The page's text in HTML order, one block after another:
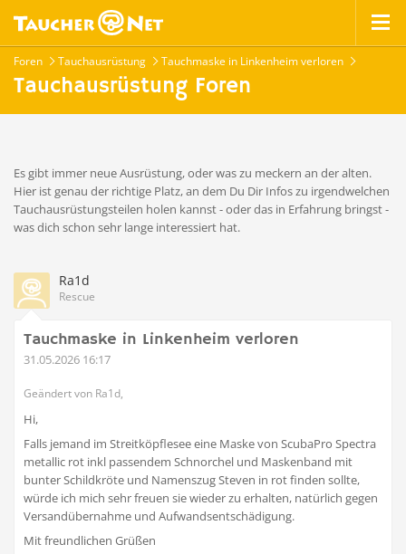
Foren Tauchausrüstung Tauchmaske in Linkenheim verloren
Tauchausrüstung Foren
Es gibt immer neue Ausrüstung, oder was zu meckern an der alten.
Hier ist genau der richtige Platz, an dem Du Dir Infos zu irgendwelchen
Tauchausrüstungsteilen holen kannst - oder das in Erfahrung bringst -
was dich schon sehr lange interessiert hat.
Ra1d
Rescue
Tauchmaske in Linkenheim verloren
31.05.2026 16:17
Geändert von Ra1d,
Hi,
Falls jemand im Streitköpflesee eine Maske von ScubaPro Spectra
metallic rot inkl passendem Schnorchel und Maskenband mit
bunter Schildkröte und Namenszug Steven in rot finden sollte,
würde ich mich sehr freuen sie wieder zu erhalten, natürlich gegen
Versandübernahme und Aufwandsentschädigung.
Mit freundlichen Grüßen